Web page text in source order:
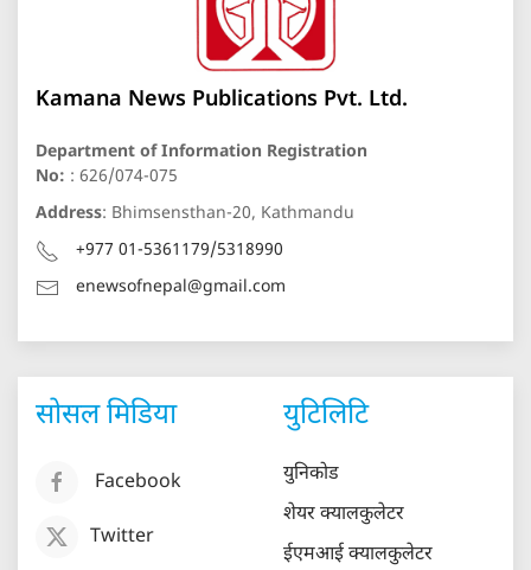
Kamana News Publications Pvt. Ltd.
Department of Information Registration
No: : 626/074-075
Address: Bhimsensthan-20, Kathmandu
+977 01-5361179/5318990
enewsofnepal@gmail.com
सोसल मिडिया
Facebook
Twitter
युटिलिटि
युनिकोड
शेयर क्यालकुलेटर
ईएमआई क्यालकुलेटर